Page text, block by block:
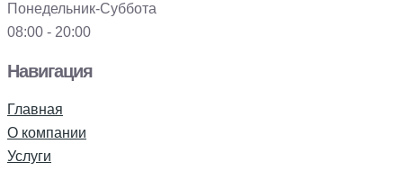
Понедельник-Суббота
08:00 - 20:00
Навигация
Главная
О компании
Услуги